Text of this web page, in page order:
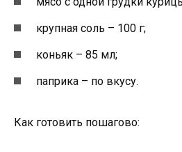
крупная соль – 100 г;
коньяк – 85 мл;
паприка – по вкусу.
Как готовить пошагово: